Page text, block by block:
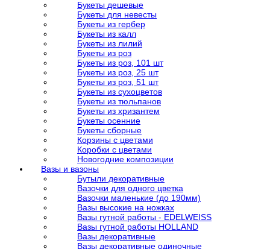
Букеты дешевые
Букеты для невесты
Букеты из гербер
Букеты из калл
Букеты из лилий
Букеты из роз
Букеты из роз, 101 шт
Букеты из роз, 25 шт
Букеты из роз, 51 шт
Букеты из сухоцветов
Букеты из тюльпанов
Букеты из хризантем
Букеты осенние
Букеты сборные
Корзины с цветами
Коробки с цветами
Новогодние композиции
Вазы и вазоны
Бутыли декоративные
Вазочки для одного цветка
Вазочки маленькие (до 190мм)
Вазы высокие на ножках
Вазы гутной работы - EDELWEISS
Вазы гутной работы HOLLAND
Вазы декоративные
Вазы декоративные одиночные